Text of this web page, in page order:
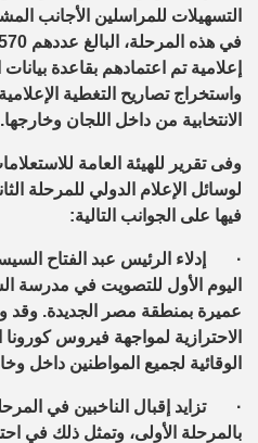
التسهيلات للمراسلين الأجانب
إعلامية تم اعتمادهم بقاعدة بيانات
واستخراج تصاريح التغطية
الانتخابية من داخل اللجان وخارجها.
وفى تقرير للهيئة العامة
لوسائل الإعلام الدولي للمرحلة
فيها على الجوانب التالية:
·
إدلاء الرئيس عبد الفتاح
اليوم الأول للتصويت في مدرسة
عميرة بمنطقة مصر الجديدة. وقد
الاحترازية لمواجهة فيروس كورونا
الوقائية لجميع المواطنين داخل
·تزايد إقبال الناخبين في
بالمرحلة الأولى، وتمثل ذلك في